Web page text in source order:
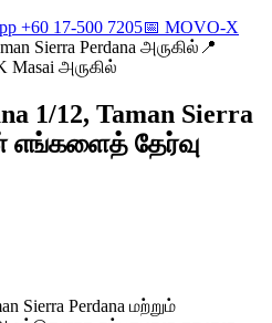
+60 17-500 7205📅 MOVO-X
Sierra Perdana அருகில் 📍
Masai அருகில்
1/12, Taman Sierra
எங்களைத் தேர்வு
Sierra Perdana மற்றும்